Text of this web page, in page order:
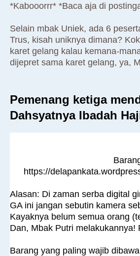
*Kabooorrr* *Baca aja di
Selain mbak Uniek, ada 6
Trus, kisah uniknya dimana?
karet gelang kalau kemana-
dijepret sama karet gelang, ya,
Pemenang ketiga
Dahsyatnya Ibadah
https://
Alasan: Di zaman serba digital
GA ini jangan sebutin kamera
Kayaknya belum semua orang
Dan, Mbak Putri
Barang yang paling wajib